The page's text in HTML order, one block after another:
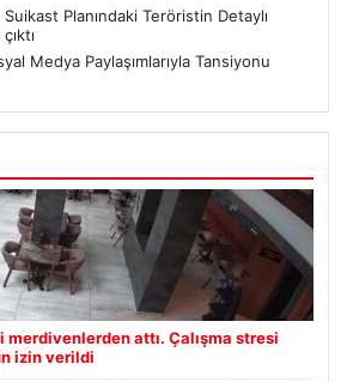
Suikast Planındaki Teröristin Detaylı
Medya Paylaşımlarıyla Tansiyonu
attı. Çalışma stresi
izin verildi